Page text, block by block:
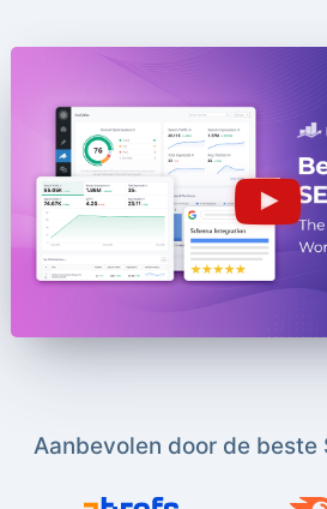
Aanbevolen door de beste